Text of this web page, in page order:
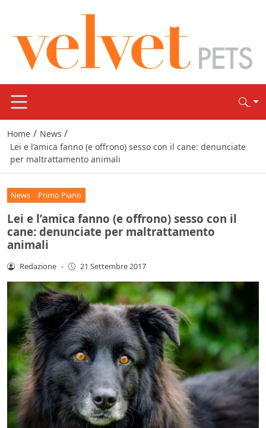
Home / News /
Lei e l’amica fanno (e offrono) sesso con il cane: denunciate
per maltrattamento animali
News Primo Piano
Lei e l’amica fanno (e offrono) sesso con il
cane: denunciate per maltrattamento
animali
Redazione - 21 Settembre 2017